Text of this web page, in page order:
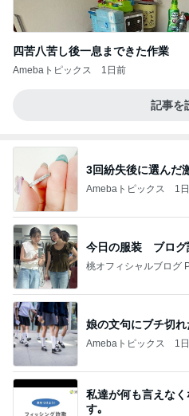
四苦八苦し後一息まできた作業
Amebaトピックス 1日前
記事を
3回紛失後に選んだ
Amebaトピックス 1
今日の服装 ブログ
桃オフィシャルブログ
娘の文句にブチ切
Amebaトピックス 1
私達が何も言えな
す｡